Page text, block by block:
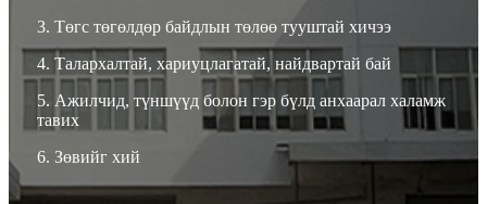
3. Төгс төгөлдөр байдлын төлөө тууштай хичээ
4. Талархалтай, хариуцлагатай, найдвартай бай
5. Ажилчид, түншүүд болон гэр бүлд анхаарал халамж
тавих
6. Зөвийг хий